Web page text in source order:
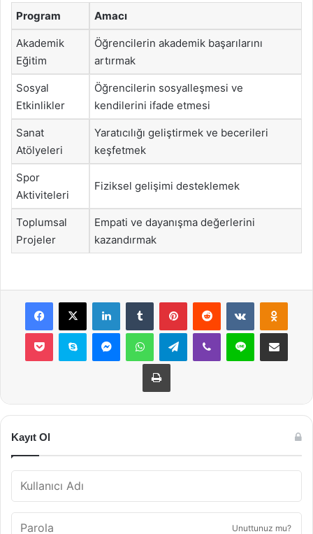
Program Amacı
Akademik
Eğitim
Öğrencilerin akademik başarılarını
artırmak
Sosyal
Etkinlikler
Öğrencilerin sosyalleşmesi ve
kendilerini ifade etmesi
Sanat
Atölyeleri
Yaratıcılığı geliştirmek ve becerileri
keşfetmek
Spor
Aktiviteleri
Fiziksel gelişimi desteklemek
Toplumsal
Projeler
Empati ve dayanışma değerlerini
kazandırmak
Facebook
X LinkedInTumblr PinterestReddit VKontakte
Pocket Skype MessengerWhatsAppTelegramViber Line E-Posta ile
Yazdır
Kayıt Ol
Unuttunuz mu?